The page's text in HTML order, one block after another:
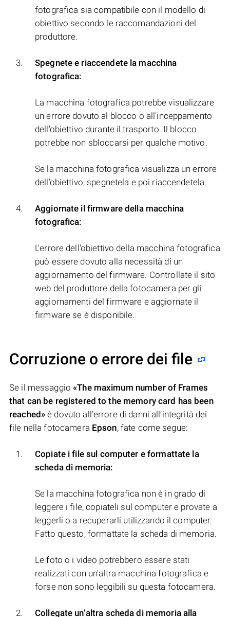
fotografica sia compatibile con il modello di
obiettivo secondo le raccomandazioni del
produttore.
Spegnete e riaccendete la macchina
fotografica:
La macchina fotografica potrebbe visualizzare
un errore dovuto al blocco o all'inceppamento
dell'obiettivo durante il trasporto. Il blocco
potrebbe non sbloccarsi per qualche motivo.
Se la macchina fotografica visualizza un errore
dell’obiettivo, spegnetela e poi riaccendetela.
Aggiornate il firmware della macchina
fotografica:
L'errore dell'obiettivo della macchina fotografica
può essere dovuto alla necessità di un
aggiornamento del firmware. Controllate il sito
web del produttore della fotocamera per gli
aggiornamenti del firmware e aggiornate il
firmware se è disponibile.
Corruzione o errore dei file
Se il messaggio«The maximum number of Frames
that can be registered to the memory card has been
reached» è dovuto all’errore di danni all’integrità dei
file nella fotocamera Epson, fate come segue:
Copiate i file sul computer e formattate la
scheda di memoria:
Se la macchina fotografica non è in grado di
leggere i file, copiateli sul computer e provate a
leggerli o a recuperarli utilizzando il computer.
Fatto questo, formattate la scheda di memoria.
Le foto o i video potrebbero essere stati
realizzati con un'altra macchina fotografica e
forse non sono leggibili su questa fotocamera.
Collegate un’altra scheda di memoria alla